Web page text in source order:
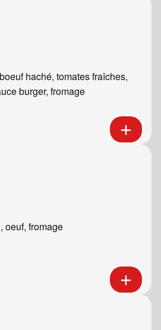
haché, tomates fraîches,
burger, fromage
oeuf, fromage